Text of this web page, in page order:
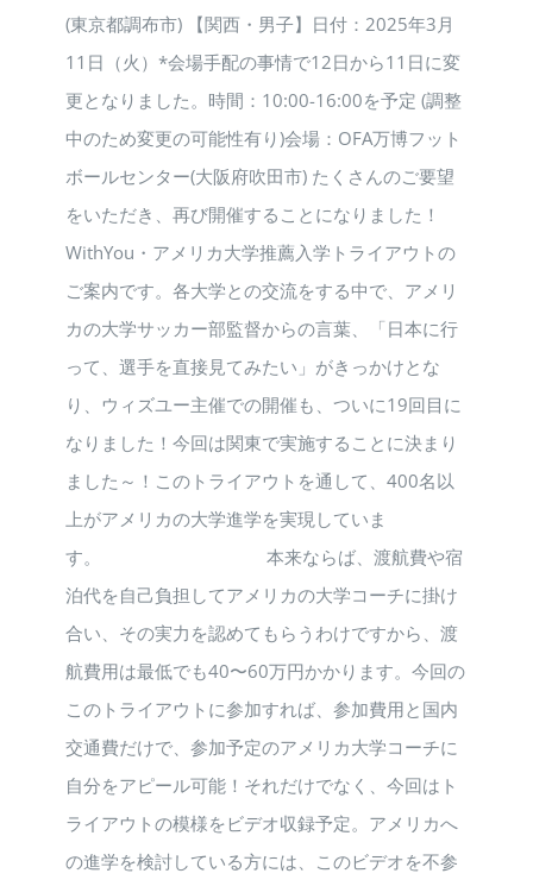
(東京都調布市) 【関西・男子】日付：2025年3月
11日（火）*会場手配の事情で12日から11日に変
更となりました。時間：10:00-16:00を予定 (調整
中のため変更の可能性有り)会場：OFA万博フット
ボールセンター(大阪府吹田市) たくさんのご要望
をいただき、再び開催することになりました！
WithYou・アメリカ大学推薦入学トライアウトの
ご案内です。各大学との交流をする中で、アメリ
カの大学サッカー部監督からの言葉、「日本に行
って、選手を直接見てみたい」がきっかけとな
り、ウィズユー主催での開催も、ついに19回目に
なりました！今回は関東で実施することに決まり
ました～！このトライアウトを通して、400名以
上がアメリカの大学進学を実現していま
す。 本来ならば、渡航費や宿
泊代を自己負担してアメリカの大学コーチに掛け
合い、その実力を認めてもらうわけですから、渡
航費用は最低でも40〜60万円かかります。今回の
このトライアウトに参加すれば、参加費用と国内
交通費だけで、参加予定のアメリカ大学コーチに
自分をアピール可能！それだけでなく、今回はト
ライアウトの模様をビデオ収録予定。アメリカへ
の進学を検討している方には、このビデオを不参